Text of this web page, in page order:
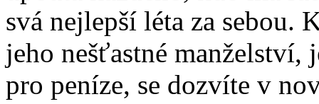
svá nejlepší léta za sebou.
jeho nešťastné manželství,
pro peníze, se dozvíte v